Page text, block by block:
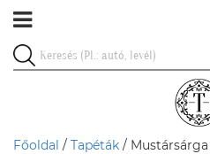
Főoldal / Tapéták /